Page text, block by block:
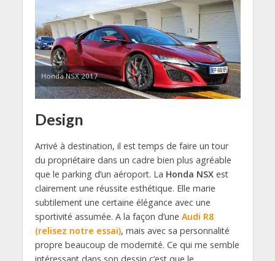
Honda NSX 2017
Design
Arrivé à destination, il est temps de faire un tour
du propriétaire dans un cadre bien plus agréable
que le parking d’un aéroport. La Honda NSXest
clairement une réussite esthétique. Elle marie
subtilement une certaine élégance avec une
sportivité assumée. A la façon d’une Audi R8
(relisez notre essai), mais avec sa personnalité
propre beaucoup de modernité. Ce qui me semble